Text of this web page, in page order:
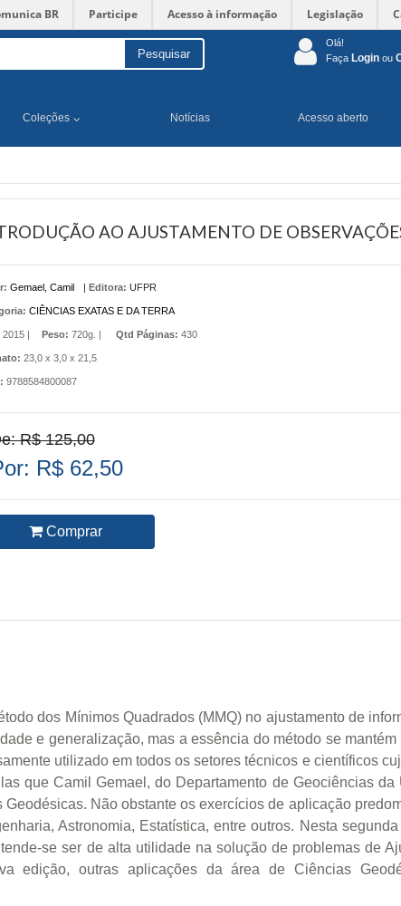
BR Participe Acesso à informação Legislação
Pesquisar
Olá!
Faça Login ou
Coleções Notícias Acesso aberto
AO AJUSTAMENTO DE
Gemael, Camil | Editora: UFPR
CIÊNCIAS EXATAS E DA TERRA
2015 | Peso: 720g. | Qtd Páginas: 430
23,0 x 3,0 x 21,5
9788584800087
R$ 125,00
R$ 62,50
Comprar
dos Mínimos Quadrados (MMQ) no ajustamento de
e generalização, mas a essência do método se
utilizado em todos os setores técnicos e científicos
que Camil Gemael, do Departamento de Geociências da
Não obstante os exercícios de aplicação
Astronomia, Estatística, entre outros. Nesta
se ser de alta utilidade na solução de problemas de
edição, outras aplicações da área de Ciências